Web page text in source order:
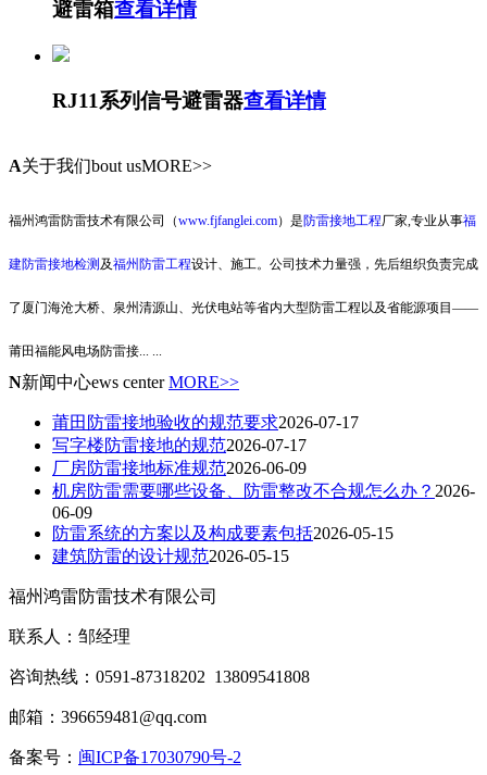
避雷箱查看详情
RJ11系列信号避雷器查看详情
A关于我们bout usMORE>>
福州鸿雷防雷技术有限公司（www.fjfanglei.com）是防雷接地工程厂家,专业从事福
建防雷接地检测及福州防雷工程设计、施工。公司技术力量强，先后组织负责完成
了厦门海沧大桥、泉州清源山、光伏电站等省内大型防雷工程以及省能源项目——
莆田福能风电场防雷接
N新闻中心ews center MORE>>
莆田防雷接地验收的规范要求2026-07-17
写字楼防雷接地的规范2026-07-17
厂房防雷接地标准规范2026-06-09
机房防雷需要哪些设备、防雷整改不合规怎么办？ 2026-
06-09
防雷系统的方案以及构成要素包括2026-05-15
建筑防雷的设计规范2026-05-15
福州鸿雷防雷技术有限公司
联系人：邹经理
咨询热线：0591-87318202 13809541808
邮箱：396659481@qq.com
备案号： 闽ICP备17030790号-2